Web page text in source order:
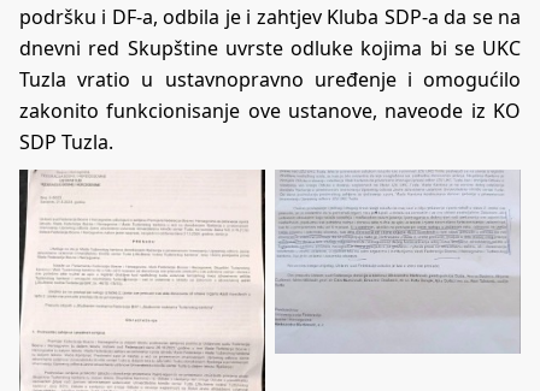
podršku i DF-a, odbila je i zahtjev Kluba SDP-a da se na
dnevni red Skupštine uvrste odluke kojima bi se UKC
Tuzla vratio u ustavnopravno uređenje i omogućilo
zakonito funkcionisanje ove ustanove, naveode iz KO
SDP Tuzla.